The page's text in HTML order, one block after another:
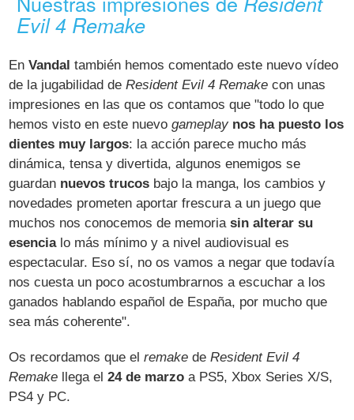
Evil 4 Remake
EnVandal también hemos comentado este nuevo vídeo
de la jugabilidad deResident Evil 4 Remake con unas
impresiones en las que os contamos que "todo lo que
hemos visto en este nuevogameplay nos ha puesto los
dientes muy largos: la acción parece mucho más
dinámica, tensa y divertida, algunos enemigos se
guardan nuevos trucos bajo la manga, los cambios y
novedades prometen aportar frescura a un juego que
muchos nos conocemos de memoriasin alterar su
esencialo más mínimo y a nivel audiovisual es
espectacular. Eso sí, no os vamos a negar que todavía
nos cuesta un poco acostumbrarnos a escuchar a los
ganados hablando español de España, por mucho que
sea más coherente".
Os recordamos que elremake deResident Evil 4
Remake llega el24 de marzo a PS5, Xbox Series X/S,
PS4 y PC.